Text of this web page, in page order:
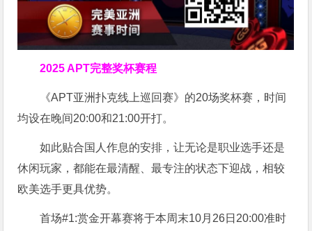
2025 APT完整奖杯赛程
《APT亚洲扑克线上巡回赛》的20场奖杯赛，时间
均设在晚间20:00和21:00开打。
如此贴合国人作息的安排，让无论是职业选手还是
休闲玩家，都能在最清醒、最专注的状态下迎战，相较
欧美选手更具优势。
首场#1:赏金开幕赛将于本周末10月26日20:00准时